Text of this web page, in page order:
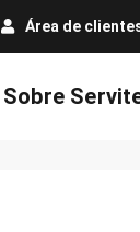
Área de
Sobre